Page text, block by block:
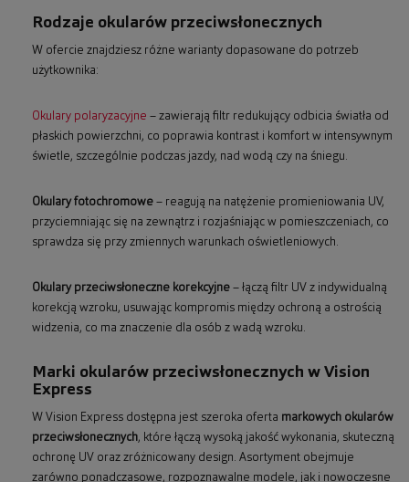
Rodzaje okularów przeciwsłonecznych
W ofercie znajdziesz różne warianty dopasowane do potrzeb
użytkownika:
Okulary polaryzacyjne – zawierają filtr redukujący odbicia światła od
płaskich powierzchni, co poprawia kontrast i komfort w intensywnym
świetle, szczególnie podczas jazdy, nad wodą czy na śniegu.
Okulary fotochromowe – reagują na natężenie promieniowania UV,
przyciemniając się na zewnątrz i rozjaśniając w pomieszczeniach, co
sprawdza się przy zmiennych warunkach oświetleniowych.
Okulary przeciwsłoneczne korekcyjne – łączą filtr UV z indywidualną
korekcją wzroku, usuwając kompromis między ochroną a ostrością
widzenia, co ma znaczenie dla osób z wadą wzroku.
Marki okularów przeciwsłonecznych w Vision
Express
W Vision Express dostępna jest szeroka oferta markowych okularów
przeciwsłonecznych, które łączą wysoką jakość wykonania, skuteczną
ochronę UV oraz zróżnicowany design. Asortyment obejmuje
zarówno ponadczasowe, rozpoznawalne modele, jak i nowoczesne